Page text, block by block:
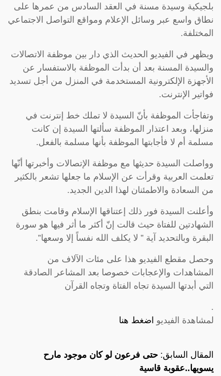
بلجيكية وسيدة مسنة في العقد السادس من عمرها على
نطاق واسع عبر وسائل الإعلام ومواقع التواصل الاجتماعي
المختلفة.
ويظهر في الفيديو الحديث الذي دار بين موظفة الاتصالات
والسيدة المسنة بعد أن بدأت الموظفة بالاستفسار عن
الأجهزة الإلكترونية المستخدمة في المنزل من أجل تسديد
فواتير الإنترنت.
وتفاجأت الموظفة بأنّ السيدة لا تملك خط إنترنت في
منزلها، وبعد اعتذار الموظفة سألتها السيدة إن كانت
مسلمة أم لا فأجابتها الموظفة بأنها مسلمة بالفعل.
وواصلت السيدة حديثها مع موظفة الإتصالات وأخبرتها أنّها
تعلمت العربية وقرأت عن الإسلام ما جعلها تشعر بالكثير
من السعادة والاطمئنان لهذا الدين الجديد.
وأعلنت السيدة فور ذلك إعتناقها الإسلام وقامت بنطق
الشهادتين للفتاة حيث قالت إنّ أكثر ما أثر فيها هو سورة
البقرة وبالتحديد آية ” لا يكلف الله نفساً إلا وسعها”.
وحصل مقطع الفيديو هذا على مئات الآلاف من
المشاهدات والإعجابات خصوصا بعد المشاعر الصادقة
التي أبدتها السيدة تجاه الفتاة وتجاه القرآن
.
لمشاهدة الفيديو اضغط هنا
المقال السابق: حتى فرعون لو كان موجود مارح
يسويها..عقوبة قاسية